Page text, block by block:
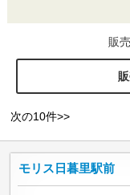
販
次の10件>>
モリス日暮里駅前